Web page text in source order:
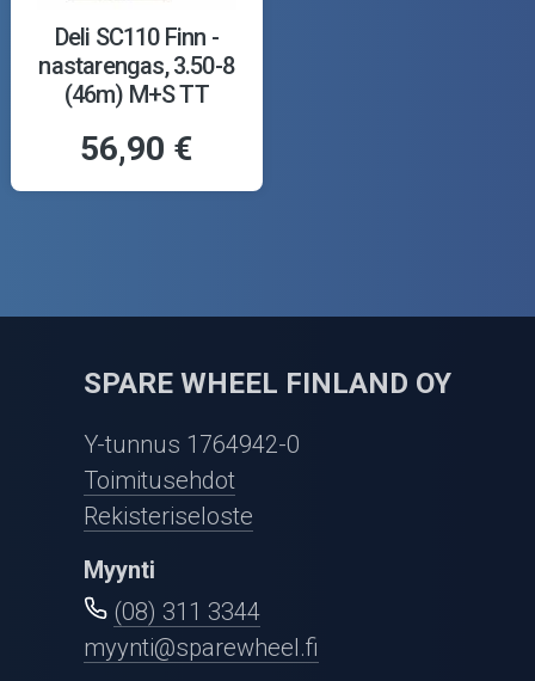
Deli SC110 Finn -
nastarengas, 3.50-8
(46m) M+S TT
56,90 €
SPARE WHEEL FINLAND OY
Y-tunnus 1764942-0
Toimitusehdot
Rekisteriseloste
Myynti
(08) 311 3344
myynti@sparewheel.fi